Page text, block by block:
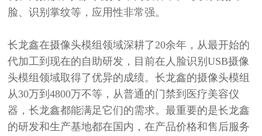
脸、识别掌纹等，应用性非常强。
长龙鑫在摄像头模组领域深耕了20余年，从最开始的
代加工到现在的自助研发，目前在人脸识别USB摄像
头模组领域取得了优异的成绩。长龙鑫的摄像头模组
从30万到4800万不等，从普通的门禁到医疗美容仪
器，长龙鑫都能满足它们的需求。最重要的是长龙鑫
的研发和生产基地都在国内，在产品价格和售后服务